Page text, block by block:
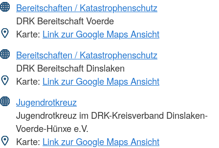
Bereitschaften / Katastrophenschutz
DRK Bereitschaft Voerde
Karte: Link zur Google Maps Ansicht
Bereitschaften / Katastrophenschutz
DRK Bereitschaft Dinslaken
Karte: Link zur Google Maps Ansicht
Jugendrotkreuz
Jugendrotkreuz im DRK-Kreisverband Dinslaken-
Voerde-Hünxe e.V.
Karte: Link zur Google Maps Ansicht